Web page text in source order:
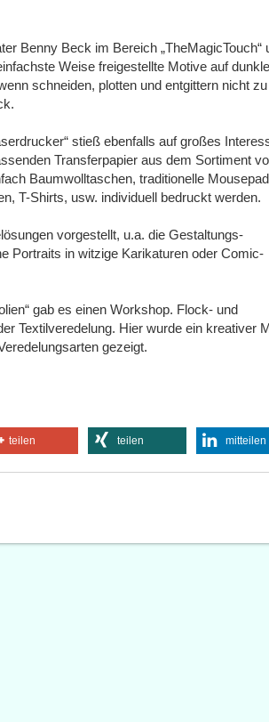
Benny Beck im Bereich „TheMagicTouch“
Weise freigestellte Motive auf dunkle
schneiden, plotten und entgittern nicht zu
stieß ebenfalls auf großes
Transferpapier aus dem Sortiment
Baumwolltaschen, traditionelle
T-Shirts, usw. individuell bedruckt werden.
vorgestellt, u.a. die Gestaltungs-
Portraits in witzige Karikaturen oder Comic-
gab es einen Workshop. Flock- und
Textilveredelung. Hier wurde ein kreativer
gezeigt.
teilen teilen mitteilen